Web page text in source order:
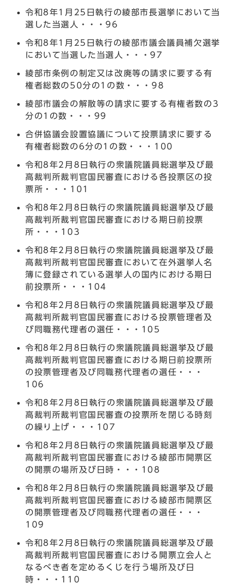
令和8年1月25日執行の綾部市長選挙において当
選した当選人・・・96
令和8年1月25日執行の綾部市議会議員補欠選挙
において当選した当選人・・・97
綾部市条例の制定又は改廃等の請求に要する有
権者総数の50分の1の数・・・98
綾部市議会の解散等の請求に要する有権者数の3
分の1の数・・・99
合併協議会設置協議について投票請求に要する
有権者総数の6分の1の数・・・100
令和8年2月8日執行の衆議院議員総選挙及び最
高裁判所裁判官国民審査における各投票区の投
票所・・・101
令和8年2月8日執行の衆議院議員総選挙及び最
高裁判所裁判官国民審査における期日前投票
所・・・103
令和8年2月8日執行の衆議院議員総選挙及び最
高裁判所裁判官国民審査において在外選挙人名
簿に登録されている選挙人の国内における期日
前投票所・・・104
令和8年2月8日執行の衆議院議員総選挙及び最
高裁判所裁判官国民審査における投票管理者及
び同職務代理者の選任・・・105
令和8年2月8日執行の衆議院議員総選挙及び最
高裁判所裁判官国民審査における期日前投票所
の投票管理者及び同職務代理者の選任・・・
106
令和8年2月8日執行の衆議院議員総選挙及び最
高裁判所裁判官国民審査の投票所を閉じる時刻
の繰り上げ・・・107
令和8年2月8日執行の衆議院議員総選挙及び最
高裁判所裁判官国民審査における綾部市開票区
の開票の場所及び日時・・・108
令和8年2月8日執行の衆議院議員総選挙及び最
高裁判所裁判官国民審査における綾部市開票区
の開票管理者及び同職務代理者の選任・・・
109
令和8年2月8日執行の衆議院議員総選挙及び最
高裁判所裁判官国民審査における開票立会人と
なるべき者を定めるくじを行う場所及び日
時・・・110